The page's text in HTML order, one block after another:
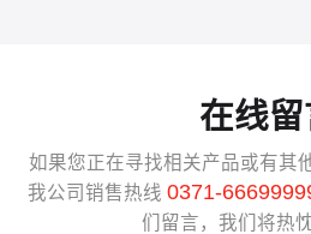
在线
如果您正在寻找相关产品或有其
我公司销售热线 0371-
们留言，我们将热